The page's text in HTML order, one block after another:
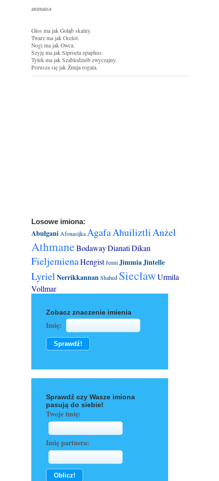
animaisa
Głos ma jak Gołąb skalny.
Twarz ma jak Ocelot.
Nogi ma jak Owca.
Szyję ma jak Siproeta epaphus.
Tyłek ma jak Szablodziób zwyczajny.
Porusza się jak Żmija rogata.
Losowe imiona:
AbułganiAfonasijkaAgafaAhuiliztliAnżel
AthmaneBodawayDianatiDikan
FieljemienaHengistJenniJimmiaJintelle
LyrielNerrikkannanShahed SiecławUrmila
Vollmar
Zobacz znaczenie imienia
Imię:
Sprawdź czy Wasze imiona
pasują do siebie!
Twoje imię:
Imię partnera: